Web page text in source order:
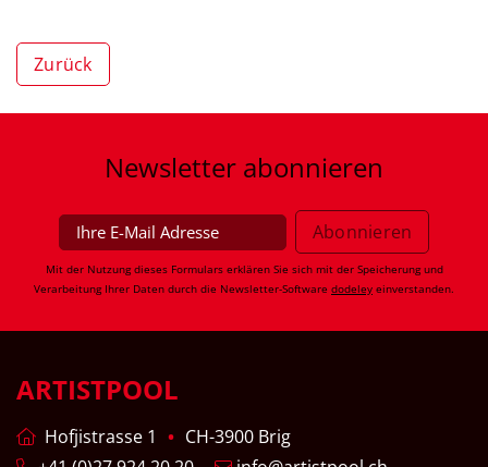
Zurück
Newsletter abonnieren
Mit der Nutzung dieses Formulars erklären Sie sich mit der Speicherung und
Verarbeitung Ihrer Daten durch die Newsletter-Software dodeley einverstanden.
ARTISTPOOL
Hofjistrasse 1
CH-3900 Brig